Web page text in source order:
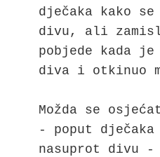
dječaka kako
divu, ali
pobjede kada
diva i otkinuo
Možda se
- poput dječaka
nasuprot divu